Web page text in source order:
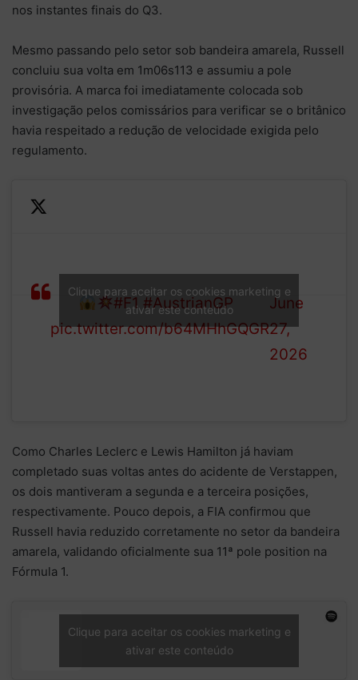
nos instantes finais do Q3.
Mesmo passando pelo setor sob bandeira amarela, Russell
concluiu sua volta em 1m06s113 e assumiu a pole
provisória. A marca foi imediatamente colocada sob
investigação pelos comissários para verificar se o britânico
havia respeitado a redução de velocidade exigida pelo
regulamento.
that ended Max Verstappen’s
#F1 #AustrianGP
pic.twitter.com/b64MHhGQGR
1 (@F1)
June
27,
2026
Clique para aceitar os cookies marketing e
ativar este conteúdo
Como Charles Leclerc e Lewis Hamilton já haviam
completado suas voltas antes do acidente de Verstappen,
os dois mantiveram a segunda e a terceira posições,
respectivamente. Pouco depois, a FIA confirmou que
Russell havia reduzido corretamente no setor da bandeira
amarela, validando oficialmente sua 11ª pole position na
Fórmula 1.
Clique para aceitar os cookies marketing e
ativar este conteúdo